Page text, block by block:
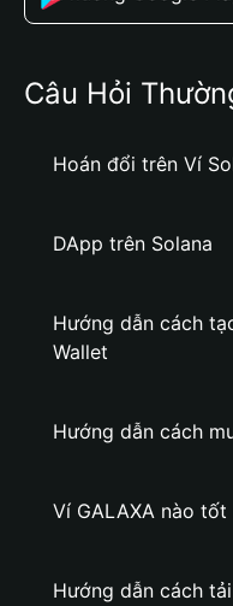
Câu Hỏi
Hoán đổi trên Ví
DApp trên Solana
Hướng dẫn cách
Wallet
Hướng dẫn cách
Ví GALAXA nào tốt
Hướng dẫn cách